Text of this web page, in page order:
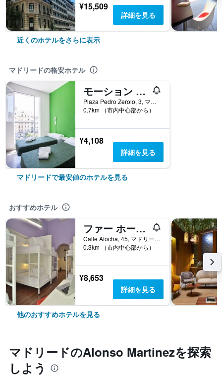
¥15,509
詳細を見る
近くのホテルをさらに表示
マドリードの格安ホテル
モーション チュエカ
Plaza Pedro Zerolo, 3, マドリード, スペイン
0.7km （市内中心部から）
¥4,108
詳細を見る
マドリードで最安値のホテルを見る
おすすめホテル
ファー ホーム アトーチャ
Calle Atocha, 45, マドリード, スペイン
0.3km （市内中心部から）
¥8,653
詳細を見る
他のおすすめホテルを見る
マドリード​のAlonso Martinez​を探索
しよう